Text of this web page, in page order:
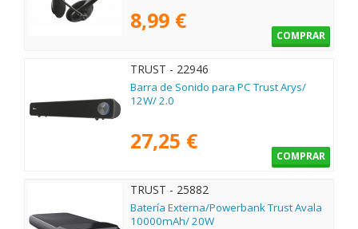
8,99 €
COMPRAR
TRUST - 22946
Barra de Sonido para PC Trust Arys/
12W/ 2.0
27,25 €
COMPRAR
TRUST - 25882
Batería Externa/Powerbank Trust Avala
10000mAh/ 20W